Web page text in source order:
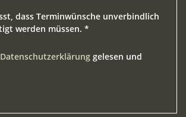
dass Terminwünsche unverbindlich
werden müssen. *
Datenschutzerklärung gelesen und
Feld leer.